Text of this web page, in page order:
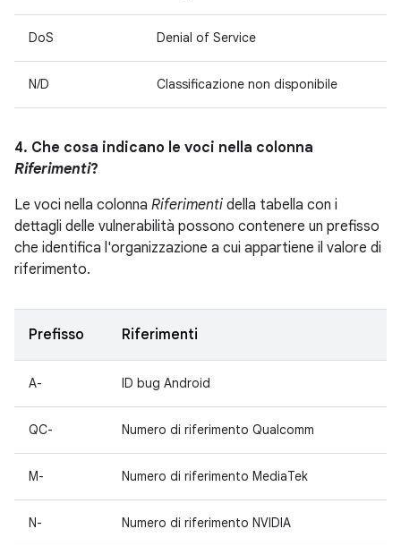
DoS Denial of Service
N/D Classificazione non disponibile
4. Che cosa indicano le voci nella colonna
Riferimenti?
Le voci nella colonna Riferimenti della tabella con i
dettagli delle vulnerabilità possono contenere un prefisso
che identifica l'organizzazione a cui appartiene il valore di
riferimento.
Prefisso Riferimenti
A- ID bug Android
QC- Numero di riferimento Qualcomm
M- Numero di riferimento MediaTek
N- Numero di riferimento NVIDIA